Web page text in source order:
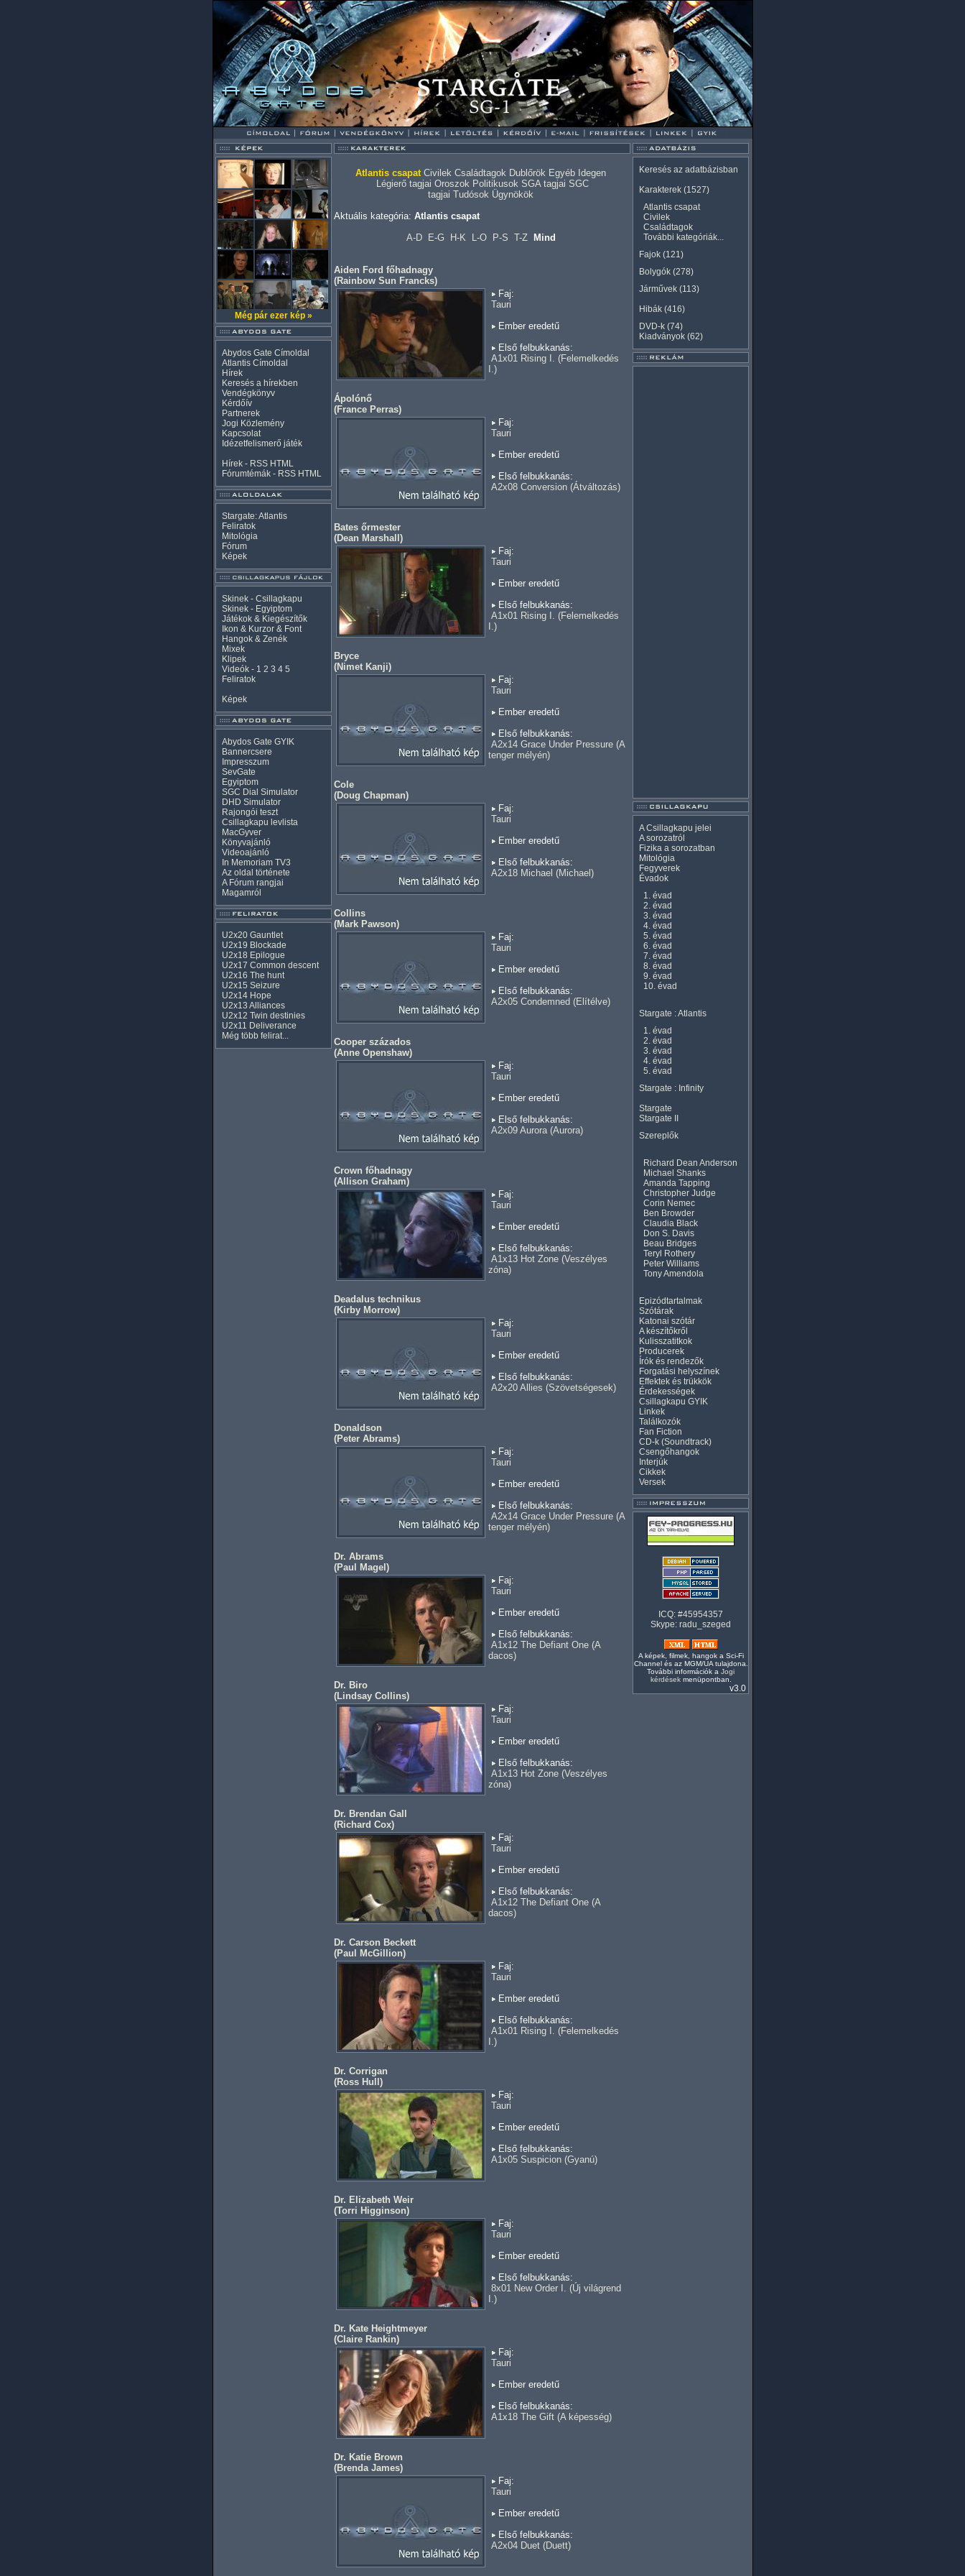
Még pár ezer kép »
Abydos Gate Címoldal
Atlantis Címoldal
Hírek
Keresés a hírekben
Vendégkönyv
Kérdőív
Partnerek
Jogi Közlemény
Kapcsolat
Idézetfelismerő játék
Hírek - RSS HTML
Fórumtémák - RSS HTML
Stargate: Atlantis
Feliratok
Mitológia
Fórum
Képek
Skinek - Csillagkapu
Skinek - Egyiptom
Játékok & Kiegészítők
Ikon & Kurzor & Font
Hangok & Zenék
Mixek
Klipek
Videók - 1 2 3 4 5
Feliratok
Képek
Abydos Gate GYIK
Bannercsere
Impresszum
SevGate
Egyiptom
SGC Dial Simulator
DHD Simulator
Rajongói teszt
Csillagkapu levlista
MacGyver
Könyvajánló
Videoajánló
In Memoriam TV3
Az oldal története
A Fórum rangjai
Magamról
U2x20 Gauntlet
U2x19 Blockade
U2x18 Epilogue
U2x17 Common descent
U2x16 The hunt
U2x15 Seizure
U2x14 Hope
U2x13 Alliances
U2x12 Twin destinies
U2x11 Deliverance
Még több felirat...
Atlantis csapat Civilek Családtagok Dublőrök Egyéb Idegen
Légierő tagjai Oroszok Politikusok SGA tagjai SGC
tagjai Tudósok Ügynökök
Aktuális kategória: Atlantis csapat
A-D
E-G H-K L-O P-S T-Z Mind
Aiden Ford főhadnagy
(Rainbow Sun Francks)
Faj:
Tauri
Ember eredetű
Első felbukkanás:
A1x01 Rising I. (Felemelkedés
I.)
Ápolónő
(France Perras)
Faj:
Tauri
Ember eredetű
Első felbukkanás:
A2x08 Conversion (Átváltozás)
Bates őrmester
(Dean Marshall )
Faj:
Tauri
Ember eredetű
Első felbukkanás:
A1x01 Rising I. (Felemelkedés
I.)
Bryce
(Nimet Kanji)
Faj:
Tauri
Ember eredetű
Első felbukkanás:
A2x14 Grace Under Pressure (A
tenger mélyén)
Cole
(Doug Chapman)
Faj:
Tauri
Ember eredetű
Első felbukkanás:
A2x18 Michael (Michael)
Collins
(Mark Pawson)
Faj:
Tauri
Ember eredetű
Első felbukkanás:
A2x05 Condemned (Elítélve)
Cooper százados
(Anne Openshaw)
Faj:
Tauri
Ember eredetű
Első felbukkanás:
A2x09 Aurora (Aurora)
Crown főhadnagy
(Allison Graham)
Faj:
Tauri
Ember eredetű
Első felbukkanás:
A1x13 Hot Zone (Veszélyes
zóna)
Deadalus technikus
(Kirby Morrow)
Faj:
Tauri
Ember eredetű
Első felbukkanás:
A2x20 Allies (Szövetségesek)
Donaldson
(Peter Abrams)
Faj:
Tauri
Ember eredetű
Első felbukkanás:
A2x14 Grace Under Pressure (A
tenger mélyén)
Dr. Abrams
(Paul Magel )
Faj:
Tauri
Ember eredetű
Első felbukkanás:
A1x12 The Defiant One (A
dacos)
Dr. Biro
(Lindsay Collins)
Faj:
Tauri
Ember eredetű
Első felbukkanás:
A1x13 Hot Zone (Veszélyes
zóna)
Dr. Brendan Gall
(Richard Cox)
Faj:
Tauri
Ember eredetű
Első felbukkanás:
A1x12 The Defiant One (A
dacos)
Dr. Carson Beckett
(Paul McGillion)
Faj:
Tauri
Ember eredetű
Első felbukkanás:
A1x01 Rising I. (Felemelkedés
I.)
Dr. Corrigan
(Ross Hull )
Faj:
Tauri
Ember eredetű
Első felbukkanás:
A1x05 Suspicion (Gyanú)
Dr. Elizabeth Weir
(Torri Higginson)
Faj:
Tauri
Ember eredetű
Első felbukkanás:
8x01 New Order I. (Új világrend
I.)
Dr. Kate Heightmeyer
(Claire Rankin)
Faj:
Tauri
Ember eredetű
Első felbukkanás:
A1x18 The Gift (A képesség)
Dr. Katie Brown
(Brenda James)
Faj:
Tauri
Ember eredetű
Első felbukkanás:
A2x04 Duet (Duett)
Keresés az adatbázisban
Karakterek (1527)
Atlantis csapat
Civilek
Családtagok
További kategóriák...
Fajok (121)
Bolygók (278)
Járművek (113)
Hibák (416)
DVD-k (74)
Kiadványok (62)
A Csillagkapu jelei
A sorozatról
Fizika a sorozatban
Mitológia
Fegyverek
Évadok
1. évad
2. évad
3. évad
4. évad
5. évad
6. évad
7. évad
8. évad
9. évad
10. évad
Stargate : Atlantis
1. évad
2. évad
3. évad
4. évad
5. évad
Stargate : Infinity
Stargate
Stargate II
Szereplők
Richard Dean Anderson
Michael Shanks
Amanda Tapping
Christopher Judge
Corin Nemec
Ben Browder
Claudia Black
Don S. Davis
Beau Bridges
Teryl Rothery
Peter Williams
Tony Amendola
Epizódtartalmak
Szótárak
Katonai szótár
A készítőkről
Kulisszatitkok
Producerek
Írók és rendezők
Forgatási helyszínek
Effektek és trükkök
Érdekességek
Csillagkapu GYIK
Linkek
Találkozók
Fan Fiction
CD-k (Soundtrack)
Csengőhangok
Interjúk
Cikkek
Versek
ICQ: #45954357
Skype: radu_szeged
A képek, filmek, hangok a Sci-Fi
Channel és az MGM/UA tulajdona.
További információk a Jogi
kérdésekmenüpontban.
v3.0